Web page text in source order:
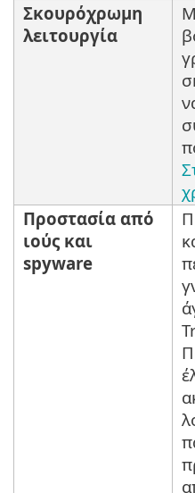
Σκουρόχρωμη
λειτουργία
Προστασία από
ιούς και
spyware